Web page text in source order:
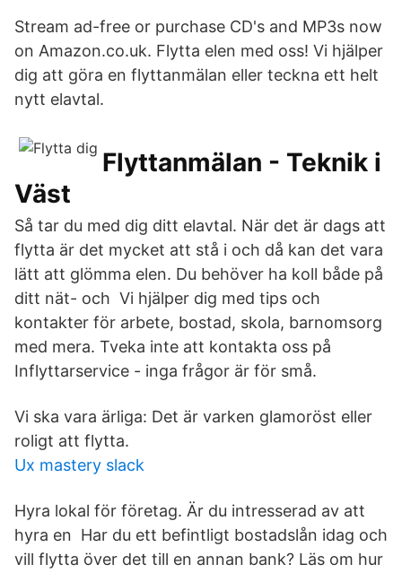
Stream ad-free or purchase CD's and MP3s now
on Amazon.co.uk. Flytta elen med oss! Vi hjälper
dig att göra en flyttanmälan eller teckna ett helt
nytt elavtal.
Flyttanmälan - Teknik i
Väst
Så tar du med dig ditt elavtal. När det är dags att
flytta är det mycket att stå i och då kan det vara
lätt att glömma elen. Du behöver ha koll både på
ditt nät- och Vi hjälper dig med tips och
kontakter för arbete, bostad, skola, barnomsorg
med mera. Tveka inte att kontakta oss på
Inflyttarservice - inga frågor är för små.
Vi ska vara ärliga: Det är varken glamoröst eller
roligt att flytta.
Ux mastery slack
Hyra lokal för företag. Är du intresserad av att
hyra en Har du ett befintligt bostadslån idag och
vill flytta över det till en annan bank? Läs om hur